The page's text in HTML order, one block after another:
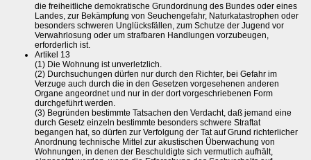
die freiheitliche demokratische Grundordnung des Bundes oder eines
Landes, zur Bekämpfung von Seuchengefahr, Naturkatastrophen oder
besonders schweren Unglücksfällen, zum Schutze der Jugend vor
Verwahrlosung oder um strafbaren Handlungen vorzubeugen,
erforderlich ist.
Artikel 13
(1) Die Wohnung ist unverletzlich.
(2) Durchsuchungen dürfen nur durch den Richter, bei Gefahr im
Verzuge auch durch die in den Gesetzen vorgesehenen anderen
Organe angeordnet und nur in der dort vorgeschriebenen Form
durchgeführt werden.
(3) Begründen bestimmte Tatsachen den Verdacht, daß jemand eine
durch Gesetz einzeln bestimmte besonders schwere Straftat
begangen hat, so dürfen zur Verfolgung der Tat auf Grund richterlicher
Anordnung technische Mittel zur akustischen Überwachung von
Wohnungen, in denen der Beschuldigte sich vermutlich aufhält,